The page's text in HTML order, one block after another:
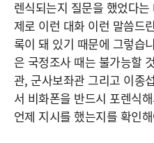
렌식되는지 질문을 했었다
제로 이런 대화 이런 말씀드
록이 돼 있기 때문에 그렇습
은 국정조사 때는 불가능할
관, 군사보좌관 그리고 이종
서 비화폰을 반드시 포렌식
언제 지시를 했는지를 확인